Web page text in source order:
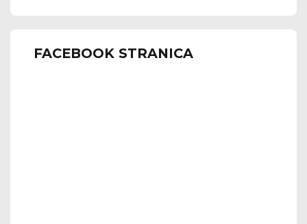
FACEBOOK STRANICA